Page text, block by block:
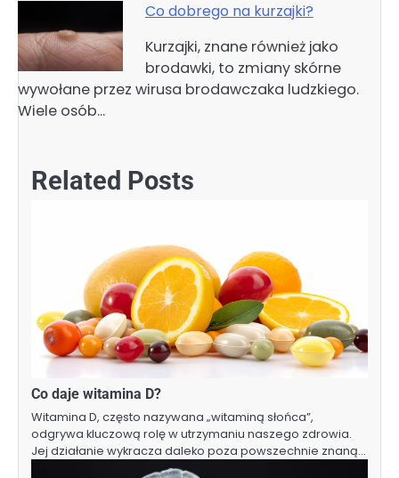
Co dobrego na kurzajki?
Kurzajki, znane również jako
brodawki, to zmiany skórne
wywołane przez wirusa brodawczaka ludzkiego.
Wiele osób…
Related Posts
Co daje witamina D?
Witamina D, często nazywana „witaminą słońca”,
odgrywa kluczową rolę w utrzymaniu naszego zdrowia.
Jej działanie wykracza daleko poza powszechnie znaną…